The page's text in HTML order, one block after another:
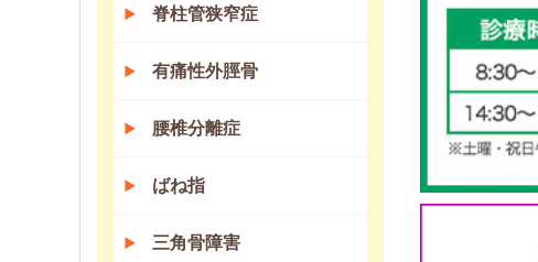
脊柱管狭窄症
有痛性外脛骨
腰椎分離症
ばね指
三角骨障害